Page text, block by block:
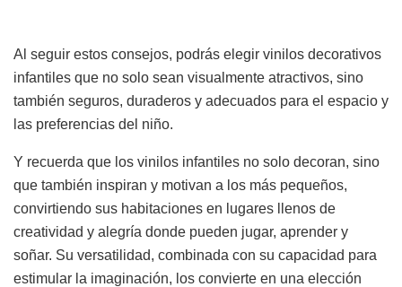
Al seguir estos consejos, podrás elegir vinilos decorativos
infantiles que no solo sean visualmente atractivos, sino
también seguros, duraderos y adecuados para el espacio y
las preferencias del niño.
Y recuerda que los vinilos infantiles no solo decoran, sino
que también inspiran y motivan a los más pequeños,
convirtiendo sus habitaciones en lugares llenos de
creatividad y alegría donde pueden jugar, aprender y
soñar. Su versatilidad, combinada con su capacidad para
estimular la imaginación, los convierte en una elección